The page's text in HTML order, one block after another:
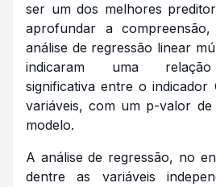
ser um dos melhores
aprofundar a
análise de regressão linear
indicaram uma relação
significativa entre o indicador
variáveis, com um p-valor
modelo.
A análise de regressão, no
dentre as variáveis